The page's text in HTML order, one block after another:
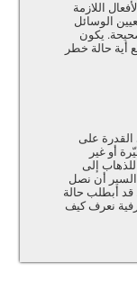
اللازمة
الوسائل
يكون
أية حالة خطر
القدرة على
أو غير
للذهاب إلى
السير أن نصل
أبطلب حالة
نعرف كيف